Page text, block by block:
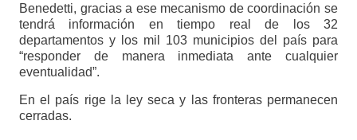
Benedetti, gracias a ese mecanismo de coordinación se
tendrá información en tiempo real de los 32
departamentos y los mil 103 municipios del país para
“responder de manera inmediata ante cualquier
eventualidad”.
En el país rige la ley seca y las fronteras permanecen
cerradas.